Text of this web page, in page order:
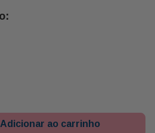
Adicionar ao carrinho